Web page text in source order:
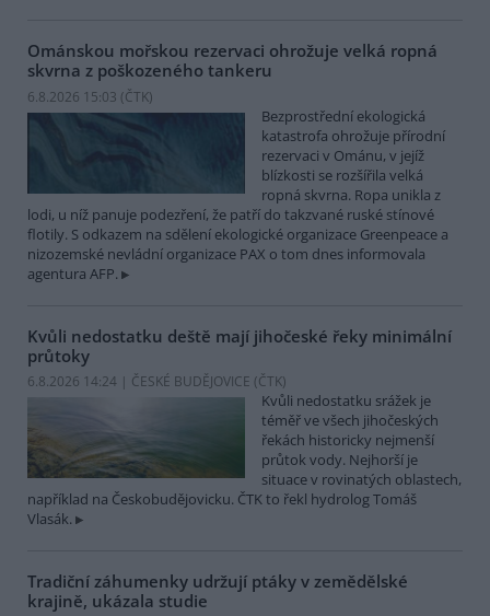
Ománskou mořskou rezervaci ohrožuje velká ropná
skvrna z poškozeného tankeru
6.8.2026 15:03 (ČTK)
Bezprostřední ekologická
katastrofa ohrožuje přírodní
rezervaci v Ománu, v jejíž
blízkosti se rozšířila velká
ropná skvrna. Ropa unikla z
lodi, u níž panuje podezření, že patří do takzvané ruské stínové
flotily. S odkazem na sdělení ekologické organizace Greenpeace a
nizozemské nevládní organizace PAX o tom dnes informovala
agentura AFP.
Kvůli nedostatku deště mají jihočeské řeky minimální
průtoky
6.8.2026 14:24 | ČESKÉ BUDĚJOVICE (ČTK)
Kvůli nedostatku srážek je
téměř ve všech jihočeských
řekách historicky nejmenší
průtok vody. Nejhorší je
situace v rovinatých oblastech,
například na Českobudějovicku. ČTK to řekl hydrolog Tomáš
Vlasák.
Tradiční záhumenky udržují ptáky v zemědělské
krajině, ukázala studie